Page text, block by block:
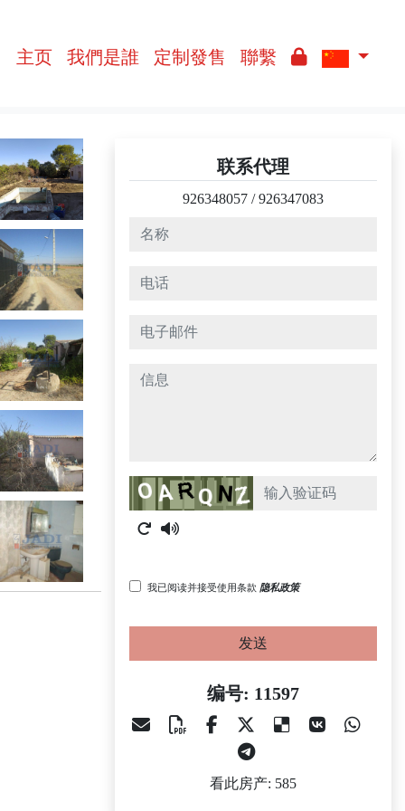
主页 我們是誰 定制發售 聯繫
联系代理
926348057 /926347083
名称
电话
电子邮件
信息
Captcha
我已阅读并接受使用条款 隐私政策
发送
编号: 11597
看此房产: 585